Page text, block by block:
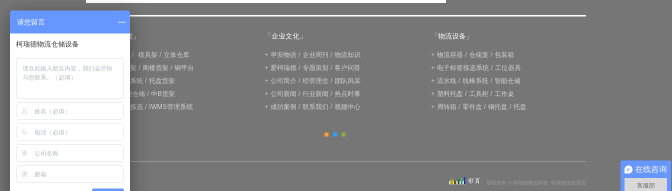
「仓储货架」
/ 模具架 / 立体仓库
+重力式货架 / 阁楼货架 / 钢平台
仓库输送系统 / 托盘货架
RFID智能仓储 / 中B货架
电子标签拣选 / IWMS管理系统
「企业文化」
+ 早安物语 / 企业周刊 / 物流知识
+ 爱柯瑞德 / 专题策划 / 客户问答
+ 公司简介 / 经营理念 / 团队风采
+ 公司新闻 / 行业新闻 / 热点时事
+ 成功案例 / 联系我们 / 视频中心
「物流设备」
+ 物流容器 / 仓储笼 / 包装箱
+ 电子标签拣选系统 / 工位器具
+ 流水线 / 线棒系统 / 智能仓储
+ 塑料托盘 / 工具柜 / 工作桌
+ 周转箱 / 零件盒 / 钢托盘 / 托盘
版权所有 © 柯瑞德物流科技, 柯瑞德信息系统
在线咨询
客服部
请您留言
柯瑞德物流仓储设备